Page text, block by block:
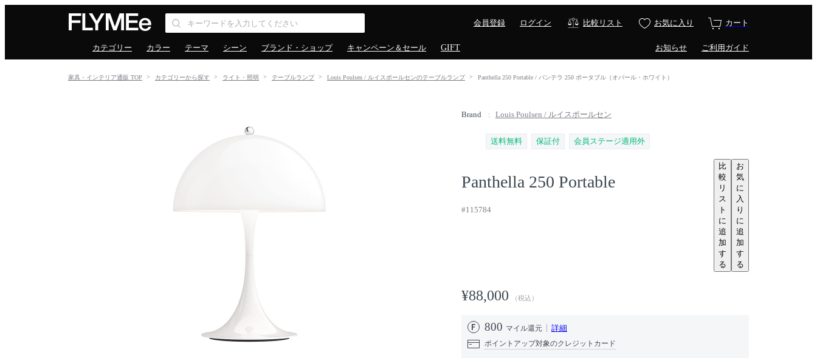
会員登録 ログイン 比較リスト お気に入り カート
カテゴリー カラー テーマ シーン ブランド・ショップ キャンペーン＆セール GIFT お知らせ ご利用ガイド
家具・インテリア通販 TOP カテゴリーから探す ライト・照明 テーブルランプ Louis Poulsen / ルイスポールセンのテーブルランプ Panthella 250 Portable / パンテラ 250 ポータブル（オパール・ホワイト）
Brand Louis Poulsen / ルイスポールセン
送料無料 保証付 会員ステージ適用外
Panthella 250 Portable
#115784
比
較
リ
ス
ト
に
追
加
す
る
お
気
に
入
り
に
追
加
す
る
¥88,000 （税込）
800 マイル還元 詳細
ポイントアップ対象のクレジットカード